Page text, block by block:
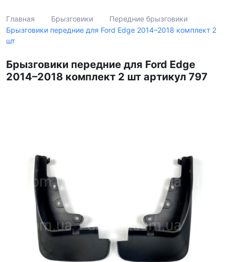
Главная Брызговики
Передние брызговики
Брызговики передние для Ford Edge 2014–2018 комплект 2
шт
Брызговики передние для Ford Edge
2014–2018 комплект 2 шт артикул 797